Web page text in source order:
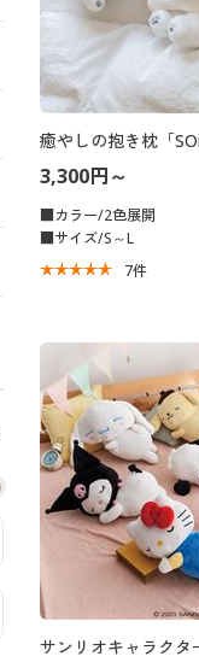
癒やしの抱き枕「
3,300円～
■カラー/2色展開
■サイズ/S～L
7件
サンリオキャラクタ